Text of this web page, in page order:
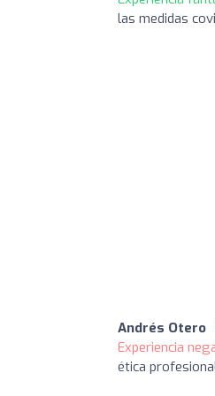
las medidas
Andrés Otero
Experiencia
ética